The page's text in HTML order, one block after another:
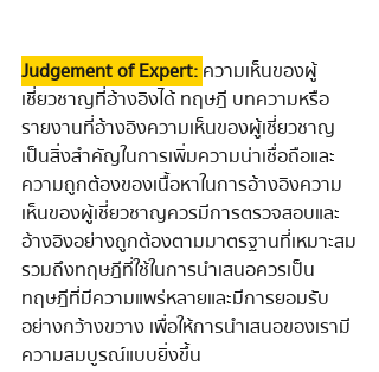
Judgement of Expert: ความเห็นของผู้
เชี่ยวชาญที่อ้างอิงได้ ทฤษฎี บทความหรือ
รายงานที่อ้างอิงความเห็นของผู้เชี่ยวชาญ
เป็นสิ่งสำคัญในการเพิ่มความน่าเชื่อถือและ
ความถูกต้องของเนื้อหาในการอ้างอิงความ
เห็นของผู้เชี่ยวชาญควรมีการตรวจสอบและ
อ้างอิงอย่างถูกต้องตามมาตรฐานที่เหมาะสม
รวมถึงทฤษฎีที่ใช้ในการนำเสนอควรเป็น
ทฤษฎีที่มีความแพร่หลายและมีการยอมรับ
อย่างกว้างขวาง เพื่อให้การนำเสนอของเรามี
ความสมบูรณ์แบบยิ่งขึ้น